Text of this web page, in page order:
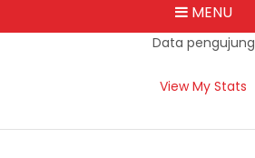
MENU
Data pengujung
View My Stats